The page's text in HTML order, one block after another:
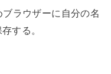
ラウザーに自分の名
する。